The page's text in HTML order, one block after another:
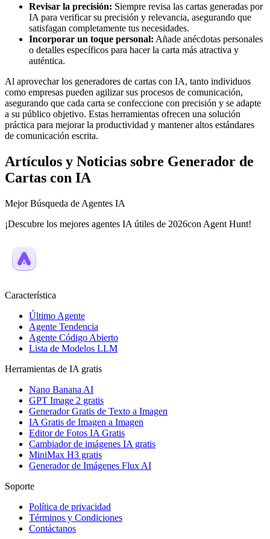
Revisar la precisión: Siempre revisa las cartas generadas por
IA para verificar su precisión y relevancia, asegurando que
satisfagan completamente tus necesidades.
Incorporar un toque personal: Añade anécdotas personales
o detalles específicos para hacer la carta más atractiva y
auténtica.
Al aprovechar los generadores de cartas con IA, tanto individuos
como empresas pueden agilizar sus procesos de comunicación,
asegurando que cada carta se confeccione con precisión y se adapte
a su público objetivo. Estas herramientas ofrecen una solución
práctica para mejorar la productividad y mantener altos estándares
de comunicación escrita.
Artículos y Noticias sobre Generador de
Cartas con IA
Mejor Búsqueda de Agentes IA
¡Descubre los mejores agentes IA útiles de 2026con Agent Hunt!
Característica
Último Agente
Agente Tendencia
Agente Código Abierto
Lista de Modelos LLM
Herramientas de IA gratis
Nano Banana AI
GPT Image 2 gratis
Generador Gratis de Texto a Imagen
IA Gratis de Imagen a Imagen
Editor de Fotos IA Gratis
Cambiador de imágenes IA gratis
MiniMax H3 gratis
Generador de Imágenes Flux AI
Soporte
Política de privacidad
Términos y Condiciones
Contáctanos